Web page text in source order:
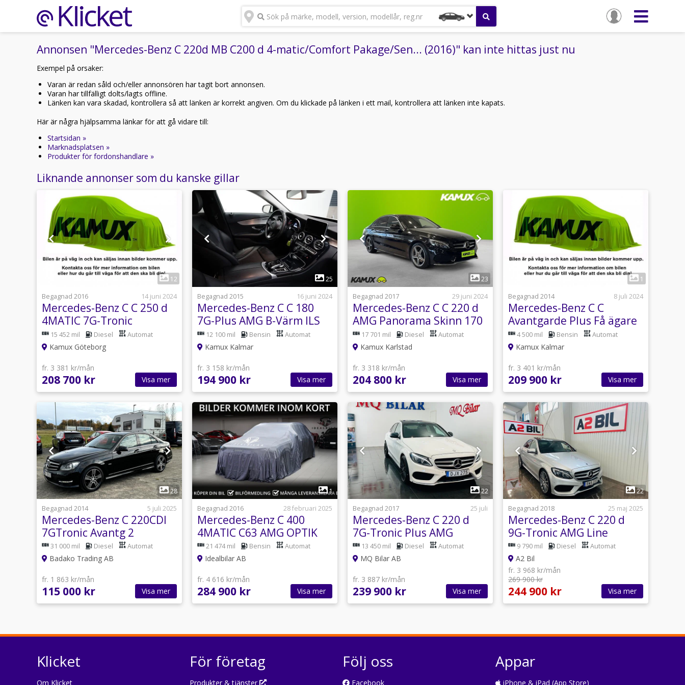
Sök på märke, modell, version, modellår, reg.nr
Annonsen "Mercedes-Benz C 220d MB C200 d 4-matic/Comfort Pakage/Sen... (2016)" kan inte hittas just nu
Exempel på orsaker:
Varan är redan såld och/eller annonsören har tagit bort annonsen.
Varan har tillfälligt dolts/lagts offline.
Länken kan vara skadad, kontrollera så att länken är korrekt angiven. Om du klickade på länken i ett mail, kontrollera att länken inte kapats.
Här är några hjälpsamma länkar för att gå vidare till:
Startsidan »
Marknadsplatsen »
Produkter för fordonshandlare »
Liknande annonser som du kanske gillar
1
12
Begagnad 2016
14 juni 2024
Mercedes-Benz C C 250 d
4MATIC 7G-Tronic
Panorama, 204hK
15 452 mil Diesel Automat
Kamux Göteborg
fr. 3 381 kr/mån
208 700 kr Visa mer
1
25
Begagnad 2015
16 juni 2024
Mercedes-Benz C C 180
7G-Plus AMG B-Värm ILS
Navi
12 100 mil Bensin Automat
Kamux Kalmar
fr. 3 158 kr/mån
194 900 kr Visa mer
23
Begagnad 2017
29 juni 2024
Mercedes-Benz C C 220 d
AMG Panorama Skinn 170
hk17 701 mil Diesel Automat
Kamux Karlstad
fr. 3 318 kr/mån
204 800 kr Visa mer
1
Begagnad 2014
8 juli 2024
Mercedes-Benz C C
Avantgarde Plus Få ägare
H/K 184hk
4 500 mil Bensin Automat
Kamux Kalmar
fr. 3 401 kr/mån
209 900 kr Visa mer
1
28
Begagnad 2014
5 juli 2025
Mercedes-Benz C 220CDI
7GTronic Avantg 2
Brukare 170Hk Nybes
31 000 mil Diesel Automat
Badako Trading AB
fr. 1 863 kr/mån
115 000 kr Visa mer
1
Begagnad 2016
28 februari 2025
Mercedes-Benz C 400
4MATIC C63 AMG OPTIK
21 474 mil Bensin Automat
Idealbilar AB
fr. 4 616 kr/mån
284 900 kr Visa mer
1
22
Begagnad 2017
25 juli
Mercedes-Benz C 220 d
7G-Tronic Plus AMG
Panoramatak|GPS 170hk
13 450 mil Diesel Automat
MQ Bilar AB
fr. 3 887 kr/mån
239 900 kr Visa mer
1
22
Begagnad 2018
25 maj 2025
Mercedes-Benz C 220 d
9G-Tronic AMG Line
/Panorama
9 790 mil Diesel Automat
A2 Bil
fr. 3 968 kr/mån
269 900 kr
244 900 kr Visa mer
Klicket
Om Klicket
För företag
Produkter & tjänster
Följ oss
Facebook
Appar
iPhone & iPad (App Store)